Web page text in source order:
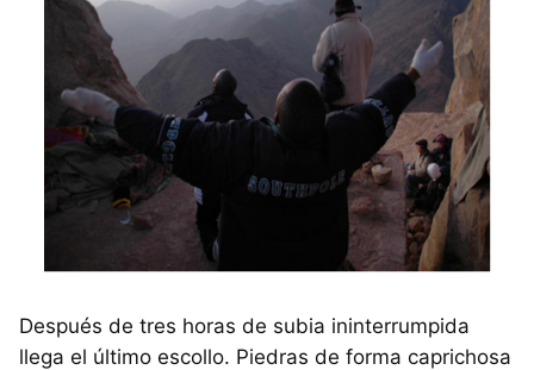
Después de tres horas de subia ininterrumpida
llega el último escollo. Piedras de forma caprichosa